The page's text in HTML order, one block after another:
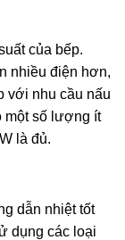
của bếp.
nhiều điện hơn,
với nhu cầu nấu
một số lượng ít
là đủ.
dẫn nhiệt tốt
dụng các loại